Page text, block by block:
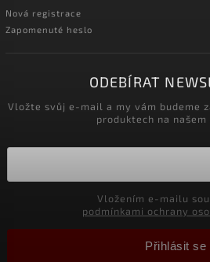
Nová registrace
Zapomenuté heslo
ODEBÍRAT
Vložte svůj e-mail a my vám budeme
produktech na našem
podmínkami ochrany
Přihlásit se